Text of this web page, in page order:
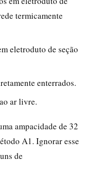
termicamente
eletroduto de seção
enterrados.
ar livre.
ampacidade de 32
A1. Ignorar esse
de